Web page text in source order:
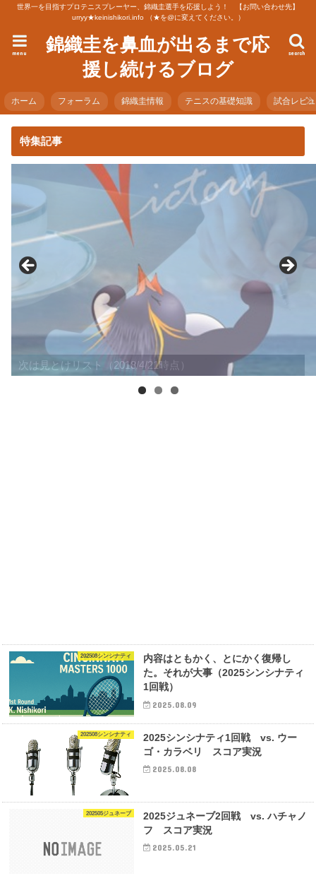
世界一を目指すプロテニスプレーヤー、錦織圭選手を応援しよう！ 【お問い合わせ先】
urryy★keinishikori.info （★を@に変えてください。）
錦織圭を鼻血が出るまで応
援し続けるブログ
search
menu
ホーム フォーラム 錦織圭情報 テニスの基礎知識 試合レビ
特集記事
202508シンシナティ
内容はともかく、とにかく復帰し
た。それが大事（2025シンシナティ
1回戦）
2025.08.09
202508シンシナティ
2025シンシナティ1回戦 vs. ウー
ゴ・カラベリ スコア実況
2025.08.08
202505ジュネーブ
2025ジュネーブ2回戦 vs. ハチャノ
フ スコア実況
2025.05.21